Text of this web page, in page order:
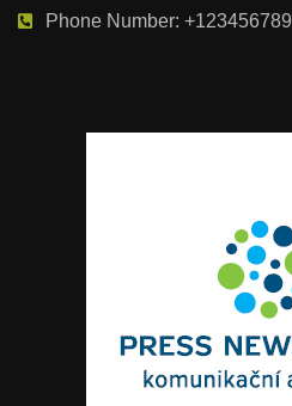
Phone Number: +123456789